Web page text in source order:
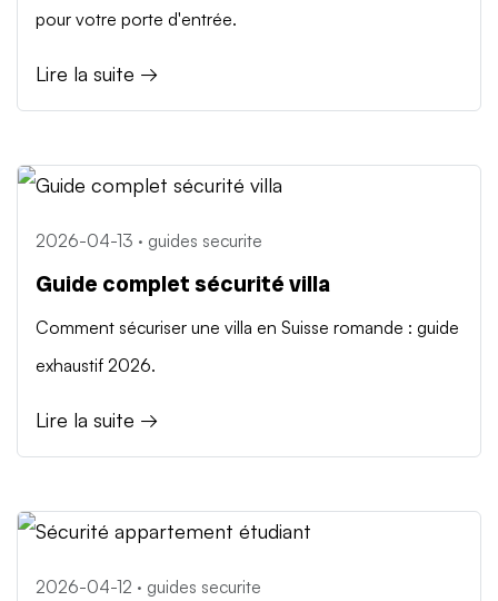
pour votre porte d'entrée.
Lire la suite →
2026-04-13 · guides securite
Guide complet sécurité villa
Comment sécuriser une villa en Suisse romande : guide
exhaustif 2026.
Lire la suite →
2026-04-12 · guides securite